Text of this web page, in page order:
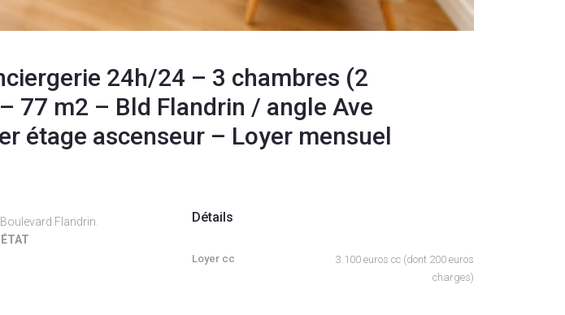
24h/24 – 3 chambres (2
77 m2 – Bld Flandrin / angle Ave
étage ascenseur – Loyer mensuel
Flandrin.
Détails
Loyer cc
3.100 euros cc (dont 200 euros
charges)